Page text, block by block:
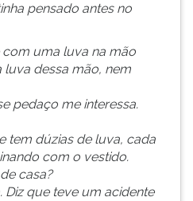
pensado antes no
com uma luva na mão
luva dessa mão, nem
pedaço me interessa.
tem dúzias de luva, cada
com o vestido.
casa?
Diz que teve um acidente